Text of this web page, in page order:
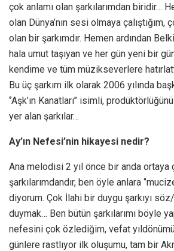
çok anlamı olan şarkılarımdan biridir…
olan Dünya’nın sesi olmaya çalıştığım,
olan bir şarkımdır. Hemen ardından
hala umut taşıyan ve her gün yeni bir
kendime ve tüm müzikseverlere
Bu üç şarkım ilk olarak 2006 yılında
‘’Aşk’ın Kanatları’’ isimli,
yer alan şarkılar…
Ay’ın Nefesi’nin hikayesi nedir?
Ana melodisi 2 yıl önce bir anda ortaya
şarkılarımdandır, ben öyle anlara
diyorum. Çok İlahi bir duygu şarkıyı
duymak… Ben bütün şarkılarımı böyle
nefesini çok özlediğim, vefat
günlere rastlıyor ilk oluşumu, tam bir